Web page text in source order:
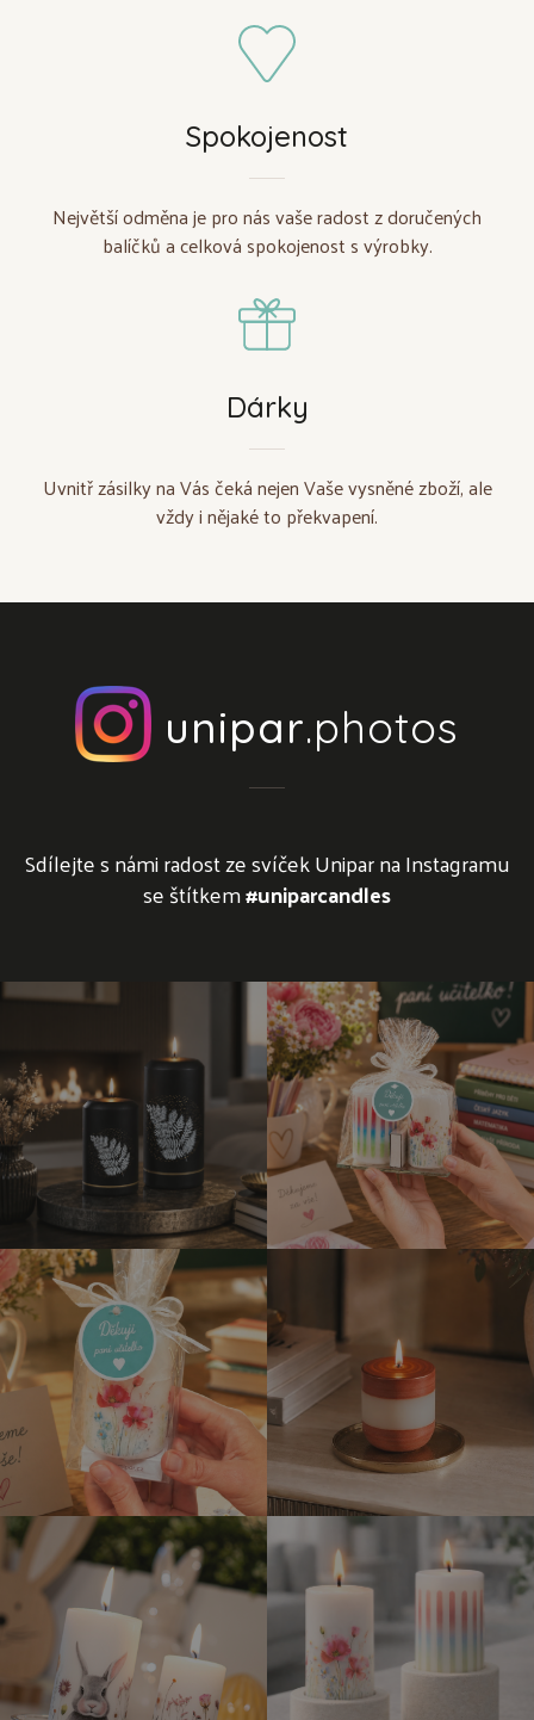
Spokojenost
Největší odměna je pro nás vaše radost z doručených
balíčků a celková spokojenost s výrobky.
Dárky
Uvnitř zásilky na Vás čeká nejen Vaše vysněné zboží, ale
vždy i nějaké to překvapení.
unipar.photos
Sdílejte s námi radost ze svíček Unipar na Instagramu
se štítkem#uniparcandles